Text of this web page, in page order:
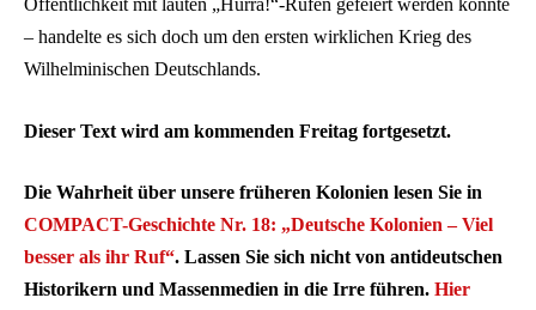
Öffentlichkeit mit lauten „Hurra!“-Rufen gefeiert werden konnte
– handelte es sich doch um den ersten wirklichen Krieg des
Wilhelminischen Deutschlands.
Dieser Text wird am kommenden Freitag fortgesetzt.
Die Wahrheit über unsere früheren Kolonien lesen Sie in
COMPACT-Geschichte Nr. 18: „Deutsche Kolonien – Viel
besser als ihr Ruf“. Lassen Sie sich nicht von antideutschen
Historikern und Massenmedien in die Irre führen. Hier